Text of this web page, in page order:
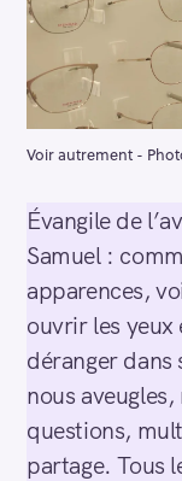
Voir autrement -
Évangile de
Samuel :
apparences,
ouvrir les yeux
déranger dans
nous
questions,
partage. Tous